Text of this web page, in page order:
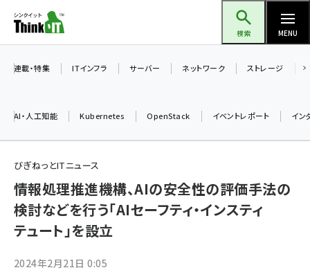
ン
ツ
検索 MENU
加藤銘のチーム貢献～仲間と築いた勝利の絆～ (2297)
iot女子会 (2248)
北海道をのんびり旅する晴山佳須夫のヒント集！ (2008)
drupal (1929)
連載・特集 ITインフラ サーバー ネットワーク ストレージ
AI・人工知能 Kubernetes OpenStack イベントレポート イン
びぎねっとITニュース
情報処理推進機構、AIの安全性の評価手法の
検討などを行う「AIセーフティ・インスティ
テュート」を設立
2024年2月21日 0:05